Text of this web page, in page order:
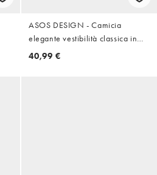
ASOS DESIGN - Camicia
elegante vestibilità classica in
misto lino rosa
40,99 €